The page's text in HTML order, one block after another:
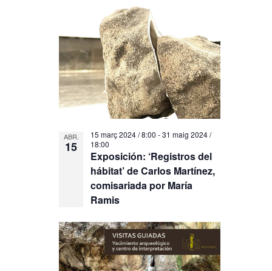
ABR.
15
Exposición: ‘Registros del
hábitat’ de Carlos Martínez,
comisariada por María
Ramis
15 març 2024 / 8:00 -31 maig 2024 /
18:00